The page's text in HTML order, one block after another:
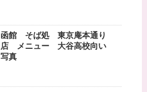
函館 そば処 東京庵本通り
店 メニュー 大谷高校向い
写真